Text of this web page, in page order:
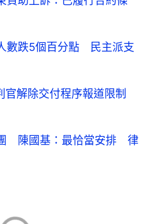
數跌5個百分點 民主派支
解除交付程序報道限制
陳國基：最恰當安排 律